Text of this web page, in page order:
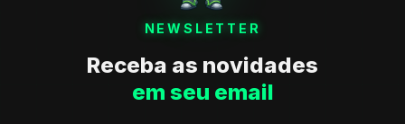
NEWSLETTER
Receba as novidades
em seu email